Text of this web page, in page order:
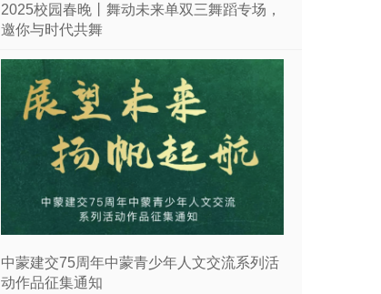
2025校园春晚丨舞动未来单双三舞蹈专场，
邀你与时代共舞
中蒙建交75周年中蒙青少年人文交流系列活
动作品征集通知